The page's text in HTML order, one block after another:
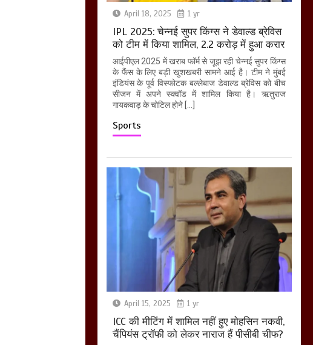
April 18, 2025 1 yr
IPL 2025: चेन्नई सुपर किंग्स ने डेवाल्ड ब्रेविस
को टीम में किया शामिल, 2.2 करोड़ में हुआ करार
आईपीएल 2025 में खराब फॉर्म से जूझ रही चेन्नई सुपर किंग्स
के फैंस के लिए बड़ी खुशखबरी सामने आई है। टीम ने मुंबई
इंडियंस के पूर्व विस्फोटक बल्लेबाज डेवाल्ड ब्रेविस को बीच
सीजन में अपने स्क्वॉड में शामिल किया है। ऋतुराज
गायकवाड़ के चोटिल होने […]
Sports
April 15, 2025 1 yr
ICC की मीटिंग में शामिल नहीं हुए मोहसिन नकवी,
चैंपियंस ट्रॉफी को लेकर नाराज हैं पीसीबी चीफ?